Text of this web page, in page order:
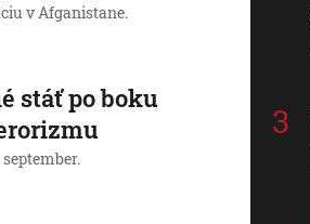
v Afganistane.
stáť po boku